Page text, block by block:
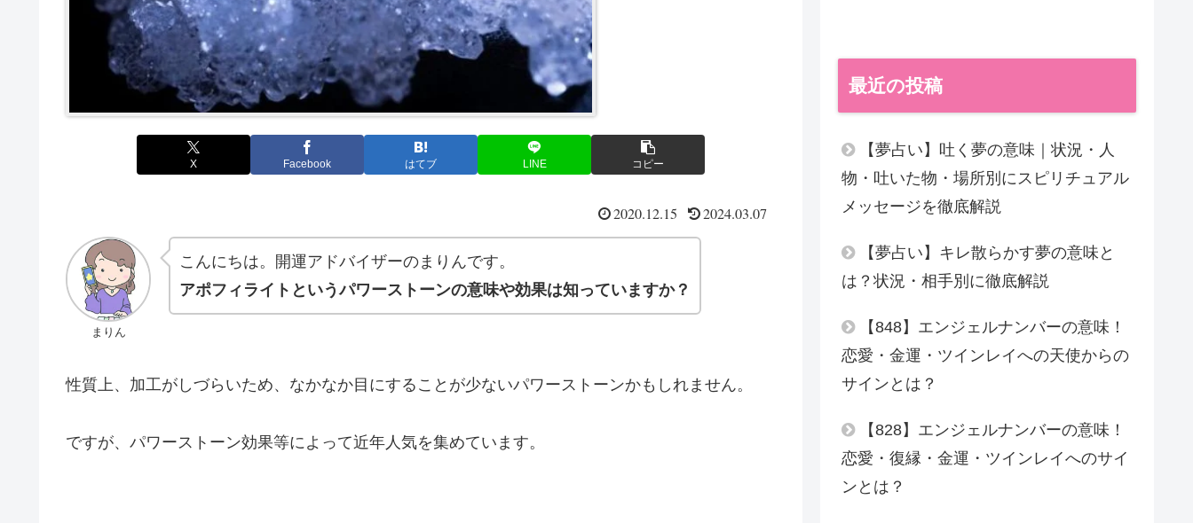
X Facebook はてブ LINE コピー
2020.12.15 2024.03.07
まりん
こんにちは。開運アドバイザーのまりんです。
アポフィライトというパワーストーンの意味や効果は知っていますか？
性質上、加工がしづらいため、なかなか目にすることが少ないパワーストーンかもしれません。
ですが、パワーストーン効果等によって近年人気を集めています。
最近の投稿
【夢占い】吐く夢の意味｜状況・人
物・吐いた物・場所別にスピリチュアル
メッセージを徹底解説
【夢占い】キレ散らかす夢の意味と
は？状況・相手別に徹底解説
【848】エンジェルナンバーの意味！
恋愛・金運・ツインレイへの天使からの
サインとは？
【828】エンジェルナンバーの意味！
恋愛・復縁・金運・ツインレイへのサイ
ンとは？